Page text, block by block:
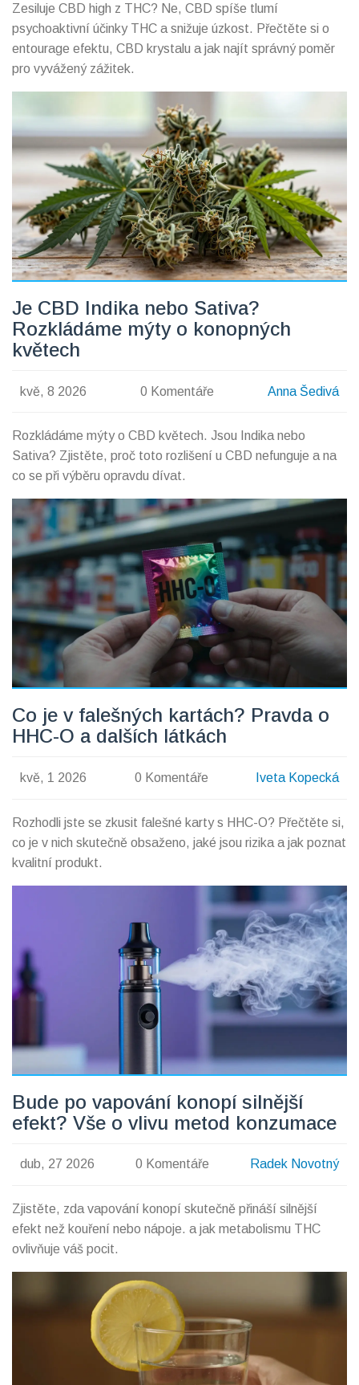
Zesiluje CBD high z THC? Ne, CBD spíše tlumí
psychoaktivní účinky THC a snižuje úzkost. Přečtěte si o
entourage efektu, CBD krystalu a jak najít správný poměr
pro vyvážený zážitek.
Je CBD Indika nebo Sativa?
Rozkládáme mýty o konopných
květech
kvě, 8 2026 0 Komentáře Anna Šedivá
Rozkládáme mýty o CBD květech. Jsou Indika nebo
Sativa? Zjistěte, proč toto rozlišení u CBD nefunguje a na
co se při výběru opravdu dívat.
Co je v falešných kartách? Pravda o
HHC-O a dalších látkách
kvě, 1 2026 0 Komentáře Iveta Kopecká
Rozhodli jste se zkusit falešné karty s HHC-O? Přečtěte si,
co je v nich skutečně obsaženo, jaké jsou rizika a jak poznat
kvalitní produkt.
Bude po vapování konopí silnější
efekt? Vše o vlivu metod konzumace
dub, 27 2026 0 Komentáře Radek Novotný
Zjistěte, zda vapování konopí skutečně přináší silnější
efekt než kouření nebo nápoje. a jak metabolismu THC
ovlivňuje váš pocit.